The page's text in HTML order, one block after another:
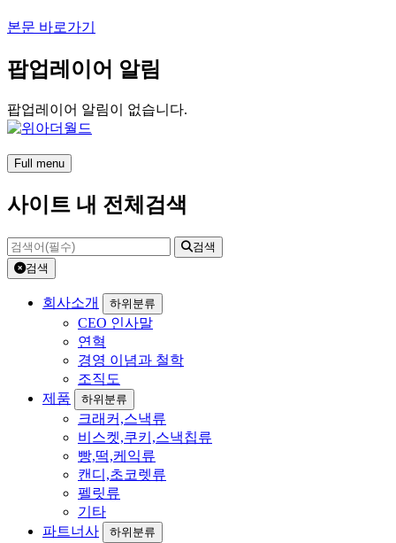
본문 바로가기
팝업레이어 알림
팝업레이어 알림이 없습니다.
Full menu
사이트 내 전체검색
검색
검색
회사소개 하위분류
CEO 인사말
연혁
경영 이념과 철학
조직도
제품
하위분류
크래커,스낵류
비스켓,쿠키,스낵칩류
빵,떡,케익류
캔디,초코렛류
펠릿류
기타
파트너사
하위분류